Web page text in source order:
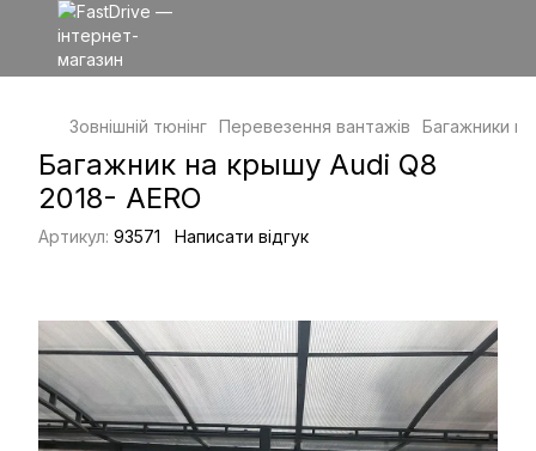
Зовнішній тюнінг Перевезення вантажів Багажники
Багажник на крышу Audi Q8
2018- AERO
Артикул: 93571 Написати відгук